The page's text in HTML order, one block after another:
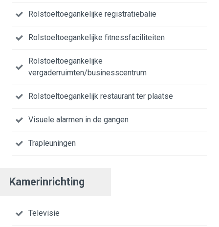
Rolstoeltoegankelijke registratiebalie
Rolstoeltoegankelijke fitnessfaciliteiten
Rolstoeltoegankelijke
vergaderruimten/businesscentrum
Rolstoeltoegankelijk restaurant ter plaatse
Visuele alarmen in de gangen
Trapleuningen
Kamerinrichting
Televisie